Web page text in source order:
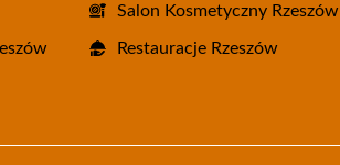
Salon Kosmetyczny Rzeszów
Restauracje Rzeszów